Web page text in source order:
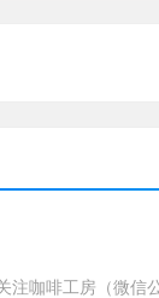
注咖啡工房（微信